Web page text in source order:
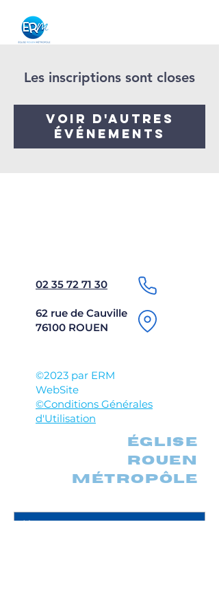
Les inscriptions sont closes
Voir d'autres
événements
02 35 72 71 30
62 rue de Cauville
76100 ROUEN
©2023 par ERM
WebSite
©Conditions Générales
d'Utilisation
église
rouen
métropôle